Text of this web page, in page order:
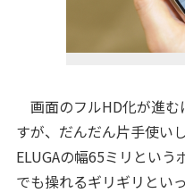
画面のフルHD化が進む
すが、だんだん片手使い
ELUGAの幅65ミリとい
でも操れるギリギリとい